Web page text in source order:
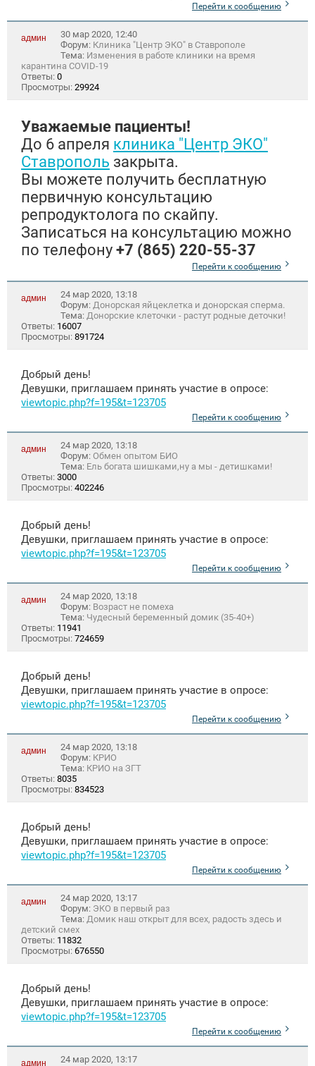
Перейти к сообщению
админ
30 мар 2020, 12:40
Форум: Клиника "Центр ЭКО" в Ставрополе
Тема: Изменения в работе клиники на время
карантина COVID-19
Ответы: 0
Просмотры: 29924
Уважаемые пациенты!
До 6 апреля клиника "Центр ЭКО"
Ставрополь закрыта.
Вы можете получить бесплатную
первичную консультацию
репродуктолога по скайпу.
Записаться на консультацию можно
по телефону +7 (865) 220-55-37
Перейти к сообщению
админ
24 мар 2020, 13:18
Форум: Донорская яйцеклетка и донорская сперма.
Тема: Донорские клеточки - растут родные деточки!
Ответы: 16007
Просмотры: 891724
Добрый день!
Девушки, приглашаем принять участие в опросе:
viewtopic.php?f=195&t=123705
Перейти к сообщению
админ
24 мар 2020, 13:18
Форум: Обмен опытом БИО
Тема: Ель богата шишками,ну а мы - детишками!
Ответы: 3000
Просмотры: 402246
Добрый день!
Девушки, приглашаем принять участие в опросе:
viewtopic.php?f=195&t=123705
Перейти к сообщению
админ
24 мар 2020, 13:18
Форум: Возраст не помеха
Тема: Чудесный беременный домик (35-40+)
Ответы: 11941
Просмотры: 724659
Добрый день!
Девушки, приглашаем принять участие в опросе:
viewtopic.php?f=195&t=123705
Перейти к сообщению
админ
24 мар 2020, 13:18
Форум: КРИО
Тема: КРИО на ЗГТ
Ответы: 8035
Просмотры: 834523
Добрый день!
Девушки, приглашаем принять участие в опросе:
viewtopic.php?f=195&t=123705
Перейти к сообщению
админ
24 мар 2020, 13:17
Форум: ЭКО в первый раз
Тема: Домик наш открыт для всех, радость здесь и
детский смех
Ответы: 11832
Просмотры: 676550
Добрый день!
Девушки, приглашаем принять участие в опросе:
viewtopic.php?f=195&t=123705
Перейти к сообщению
админ
24 мар 2020, 13:17